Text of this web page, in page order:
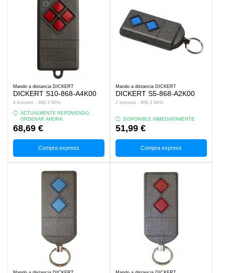
Mando a distancia DICKERT
DICKERT S10-868-A4K00
4 botones - 868.3 MHz
ACTUALMENTE REPONIENDO,
ORDENAR AHORA.
68,69 €
Compra express
Mando a distancia DICKERT
DICKERT S5-868-A2K00
2 botones - 868.3 MHz
DISPONIBLE INMEDIATAMENTE
51,99 €
Compra express